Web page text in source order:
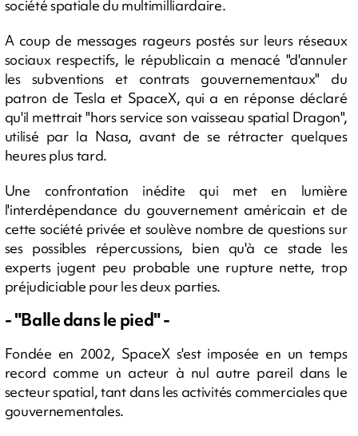
société spatiale du multimilliardaire.
A coup de messages rageurs postés sur leurs réseaux
sociaux respectifs, le républicain a menacé "d'annuler
les subventions et contrats gouvernementaux" du
patron de Tesla et SpaceX, qui a en réponse déclaré
qu'il mettrait "hors service son vaisseau spatial Dragon",
utilisé par la Nasa, avant de se rétracter quelques
heures plus tard.
Une confrontation inédite qui met en lumière
l'interdépendance du gouvernement américain et de
cette société privée et soulève nombre de questions sur
ses possibles répercussions, bien qu'à ce stade les
experts jugent peu probable une rupture nette, trop
préjudiciable pour les deux parties.
- "Balle dans le pied" -
Fondée en 2002, SpaceX s'est imposée en un temps
record comme un acteur à nul autre pareil dans le
secteur spatial, tant dans les activités commerciales que
gouvernementales.